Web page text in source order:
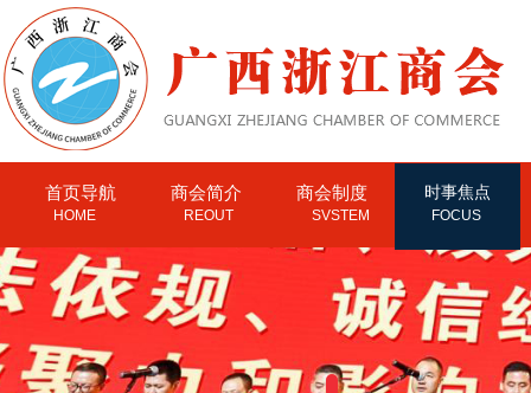
首页导航 商会简介 商会制度 时事焦点
HOME REOUT SVSTEM FOCUS